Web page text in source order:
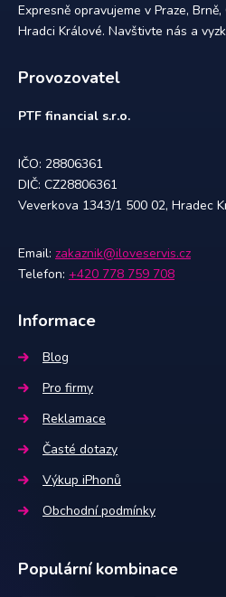
Expresně opravujeme v Praze,
Hradci Králové. Navštivte nás a
Provozovatel
PTF financial s.r.o.
IČO: 28806361
DIČ: CZ28806361
Veverkova 1343/1 500 02, Hradec
Email: zakaznik@iloveservis.cz
Telefon: +420 778 759 708
Informace
Blog
Pro firmy
Reklamace
Časté dotazy
Výkup iPhonů
Obchodní podmínky
Populární kombinace